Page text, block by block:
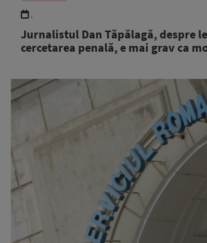
.
Jurnalistul Dan Tăpălagă, despre
cercetarea penală, e mai grav ca